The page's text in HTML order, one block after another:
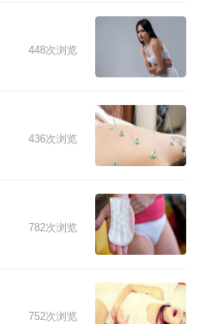
448次浏览
436次浏览
782次浏览
752次浏览